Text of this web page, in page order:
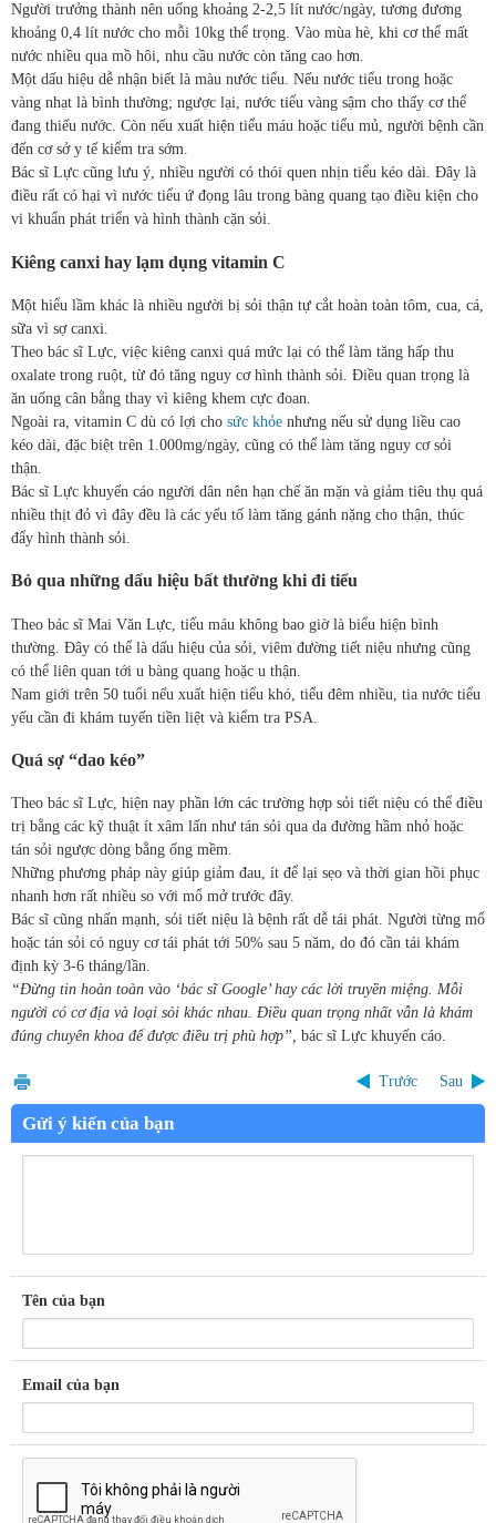
Người trưởng thành nên uống khoảng 2-2,5 lít nước/ngày, tương đương
khoảng 0,4 lít nước cho mỗi 10kg thể trọng. Vào mùa hè, khi cơ thể mất
nước nhiều qua mồ hôi, nhu cầu nước còn tăng cao hơn.
Một dấu hiệu dễ nhận biết là màu nước tiểu. Nếu nước tiểu trong hoặc
vàng nhạt là bình thường; ngược lại, nước tiểu vàng sậm cho thấy cơ thể
đang thiếu nước. Còn nếu xuất hiện tiểu máu hoặc tiểu mủ, người bệnh cần
đến cơ sở y tế kiểm tra sớm.
Bác sĩ Lực cũng lưu ý, nhiều người có thói quen nhịn tiểu kéo dài. Đây là
điều rất có hại vì nước tiểu ứ đọng lâu trong bàng quang tạo điều kiện cho
vi khuẩn phát triển và hình thành cặn sỏi.
Kiêng canxi hay lạm dụng vitamin C
Một hiểu lầm khác là nhiều người bị sỏi thận tự cắt hoàn toàn tôm, cua, cá,
sữa vì sợ canxi.
Theo bác sĩ Lực, việc kiêng canxi quá mức lại có thể làm tăng hấp thu
oxalate trong ruột, từ đó tăng nguy cơ hình thành sỏi. Điều quan trọng là
ăn uống cân bằng thay vì kiêng khem cực đoan.
Ngoài ra, vitamin C dù có lợi cho sức khỏe nhưng nếu sử dụng liều cao
kéo dài, đặc biệt trên 1.000mg/ngày, cũng có thể làm tăng nguy cơ sỏi
thận.
Bác sĩ Lực khuyến cáo người dân nên hạn chế ăn mặn và giảm tiêu thụ quá
nhiều thịt đỏ vì đây đều là các yếu tố làm tăng gánh nặng cho thận, thúc
đẩy hình thành sỏi.
Bỏ qua những dấu hiệu bất thường khi đi tiểu
Theo bác sĩ Mai Văn Lực, tiểu máu không bao giờ là biểu hiện bình
thường. Đây có thể là dấu hiệu của sỏi, viêm đường tiết niệu nhưng cũng
có thể liên quan tới u bàng quang hoặc u thận.
Nam giới trên 50 tuổi nếu xuất hiện tiểu khó, tiểu đêm nhiều, tia nước tiểu
yếu cần đi khám tuyến tiền liệt và kiểm tra PSA.
Quá sợ “dao kéo”
Theo bác sĩ Lực, hiện nay phần lớn các trường hợp sỏi tiết niệu có thể điều
trị bằng các kỹ thuật ít xâm lấn như tán sỏi qua da đường hầm nhỏ hoặc
tán sỏi ngược dòng bằng ống mềm.
Những phương pháp này giúp giảm đau, ít để lại sẹo và thời gian hồi phục
nhanh hơn rất nhiều so với mổ mở trước đây.
Bác sĩ cũng nhấn mạnh, sỏi tiết niệu là bệnh rất dễ tái phát. Người từng mổ
hoặc tán sỏi có nguy cơ tái phát tới 50% sau 5 năm, do đó cần tái khám
định kỳ 3-6 tháng/lần.
“Đừng tin hoàn toàn vào ‘bác sĩ Google’ hay các lời truyền miệng. Mỗi
người có cơ địa và loại sỏi khác nhau. Điều quan trọng nhất vẫn là khám
đúng chuyên khoa để được điều trị phù hợp”, bác sĩ Lực khuyến cáo.
Trước Sau
Gửi ý kiến của bạn
Tên của bạn
Email của bạn